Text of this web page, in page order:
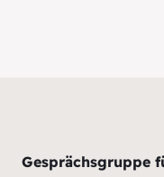
Gesprächsgruppe